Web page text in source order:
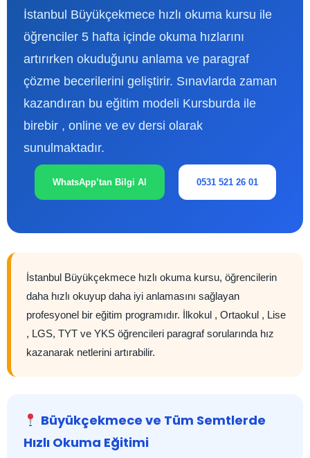
İstanbul Büyükçekmece hızlı okuma kursu ile
öğrenciler 5 hafta içinde okuma hızlarını
artırırken okuduğunu anlama ve paragraf
çözme becerilerini geliştirir. Sınavlarda zaman
kazandıran bu eğitim modeli Kursburda ile
birebir , online ve ev dersi olarak
sunulmaktadır.
WhatsApp’tan Bilgi Al 0531 521 26 01
İstanbul Büyükçekmece hızlı okuma kursu, öğrencilerin
daha hızlı okuyup daha iyi anlamasını sağlayan
profesyonel bir eğitim programıdır. İlkokul , Ortaokul , Lise
, LGS, TYT ve YKS öğrencileri paragraf sorularında hız
kazanarak netlerini artırabilir.
Büyükçekmece ve Tüm Semtlerde
Hızlı Okuma Eğitimi